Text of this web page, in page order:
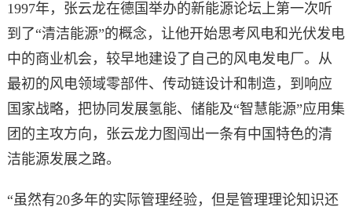
1997年，张云龙在德国举办的新能源论坛上第一次听
到了“清洁能源”的概念，让他开始思考风电和光伏发电
中的商业机会，较早地建设了自己的风电发电厂。从
最初的风电领域零部件、传动链设计和制造，到响应
国家战略，把协同发展氢能、储能及“智慧能源”应用集
团的主攻方向，张云龙力图闯出一条有中国特色的清
洁能源发展之路。
“虽然有20多年的实际管理经验，但是管理理论知识还